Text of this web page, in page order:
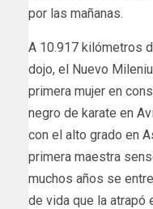
por las mañanas.
A 10.917 kilómetros
dojo, el Nuevo
primera mujer en
negro de karate en
con el alto grado en
primera maestra
muchos años se
de vida que la atrapó